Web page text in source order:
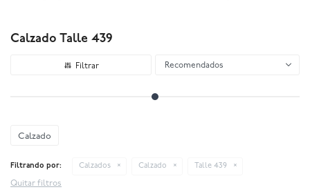
Calzado Talle 439
Recomendados
Calzado
Filtrando por: Calzados Calzado Talle 439
Quitar filtros